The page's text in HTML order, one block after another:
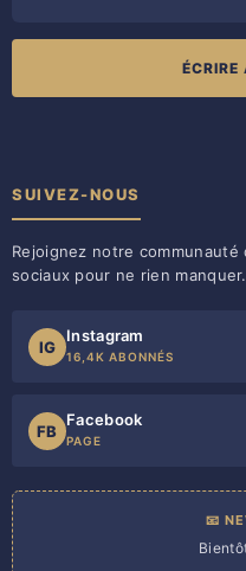
ÉCRIRE
SUIVEZ-NOUS
Rejoignez notre
sociaux pour ne rien manquer.
IG
Instagram
16,4K ABONNÉS
FB
Facebook
PAGE
📧